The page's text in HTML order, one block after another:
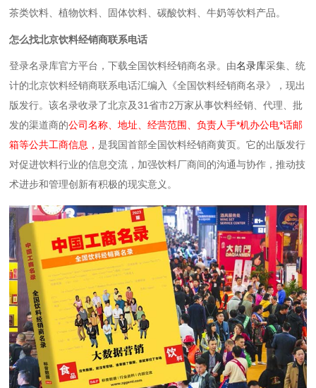
茶类饮料、植物饮料、固体饮料、碳酸饮料、牛奶等饮料产品。
怎么找北京饮料经销商联系电话
登录名录库官方平台，下载全国饮料经销商名录。由名录库采集、统
计的北京饮料经销商联系电话汇编入《全国饮料经销商名录》，现出
版发行。该名录收录了北京及31省市2万家从事饮料经销、代理、批
发的渠道商的公司名称、地址、经营范围、负责人手*机办公电*话邮
箱等公共工商信息，是我国首部全国饮料经销商黄页。它的出版发行
对促进饮料行业的信息交流，加强饮料厂商间的沟通与协作，推动技
术进步和管理创新有积极的现实意义。